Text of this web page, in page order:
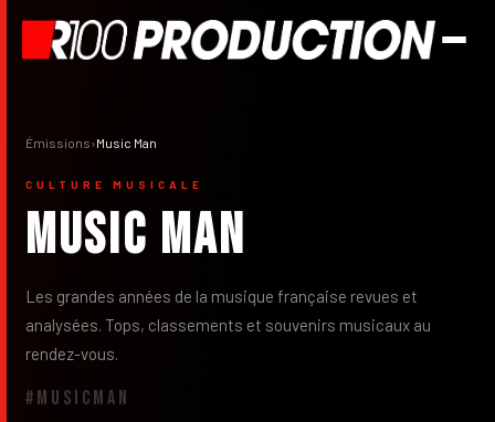
Émissions›Music Man
CULTURE MUSICALE
Music Man
Les grandes années de la musique française revues et
analysées. Tops, classements et souvenirs musicaux au
rendez-vous.
#MUSICMAN